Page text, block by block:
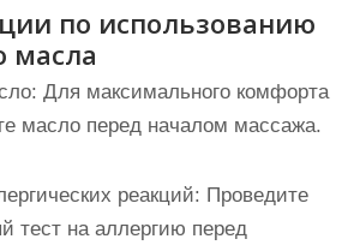
по использованию
масла
Для максимального комфорта
масло перед началом массажа.
реакций: Проведите
тест на аллергию перед